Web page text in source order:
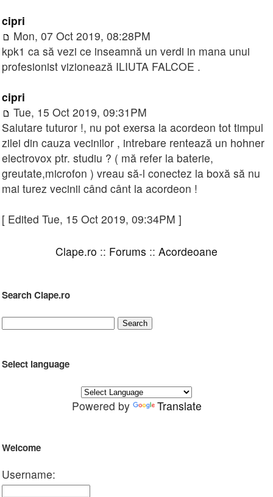
cipri
Mon, 07 Oct 2019, 08:28PM
kpk1 ca să vezi ce inseamnă un verdi in mana unui
profesionist vizionează ILIUTA FALCOE .
cipri
Tue, 15 Oct 2019, 09:31PM
Salutare tuturor !, nu pot exersa la acordeon tot timpul
zilei din cauza vecinilor , intrebare rentează un hohner
electrovox ptr. studiu ? ( mă refer la baterie,
greutate,microfon ) vreau să-l conectez la boxă să nu
mai turez vecinii când cânt la acordeon !
[ Edited Tue, 15 Oct 2019, 09:34PM ]
Clape.ro :: Forums :: Acordeoane
Search Clape.ro
Select language
Powered by Translate
Welcome
Username: